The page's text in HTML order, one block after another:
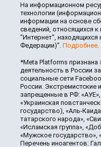
На информационном
технологии
информации на основе
сведений, относящихся
"Интернет", находящихся
Федерации)". Подробнее
*Meta Platforms признана
деятельность в России
социальные сети
России. Экстремистские
запрещенные в РФ:
«Украинская
государство), «Аль-
татарского народа»,
«Исламская группа»,
«Мужское государство»,
Перечень иноагентов: